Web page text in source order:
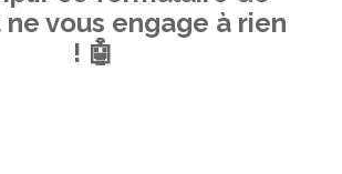
vous engage à rien
! 🤖